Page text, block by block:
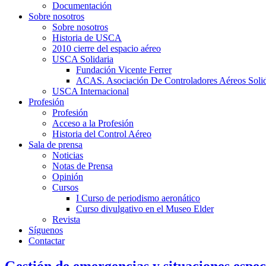
Documentación
Sobre nosotros
Sobre nosotros
Historia de USCA
2010 cierre del espacio aéreo
USCA Solidaria
Fundación Vicente Ferrer
ACAS. Asociación De Controladores Aéreos
USCA Internacional
Profesión
Profesión
Acceso a la Profesión
Historia del Control Aéreo
Sala de prensa
Noticias
Notas de Prensa
Opinión
Cursos
I Curso de periodismo aeronático
Curso divulgativo en el Museo Elder
Revista
Síguenos
Contactar